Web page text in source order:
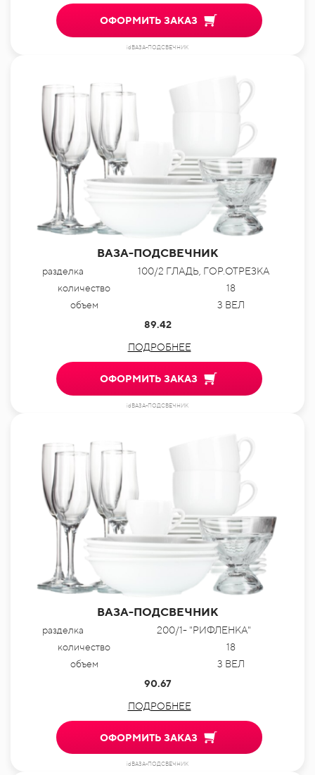
ОФОРМИТЬ ЗАКАЗ
idВАЗА-ПОДСВЕЧНИК
ВАЗА-ПОДСВЕЧНИК
разделка
100/2 ГЛАДЬ, ГОР.ОТРЕЗКА
количество
18
объем
3 ВЕЛ
89.42
ПОДРОБНЕЕ
ОФОРМИТЬ ЗАКАЗ
idВАЗА-ПОДСВЕЧНИК
ВАЗА-ПОДСВЕЧНИК
разделка
200/1- "РИФЛЕНКА"
количество
18
объем
3 ВЕЛ
90.67
ПОДРОБНЕЕ
ОФОРМИТЬ ЗАКАЗ
idВАЗА-ПОДСВЕЧНИК